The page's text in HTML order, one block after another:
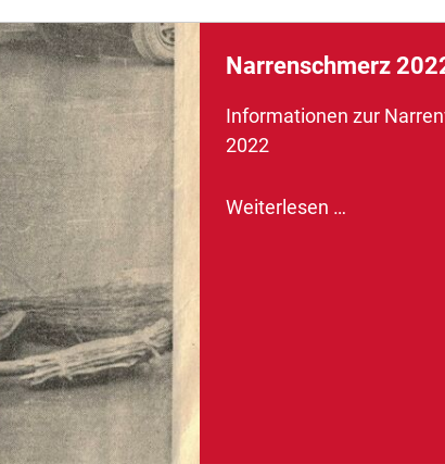
Narrenschmerz
Informationen zur
2022
Weiterlesen …